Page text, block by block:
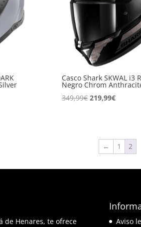
Casco Shark SKWAL i3
Negro Chrom
349,99€ El
219,99€El
219,99€.
← 1 2
de Henares, te ofrece
Aviso